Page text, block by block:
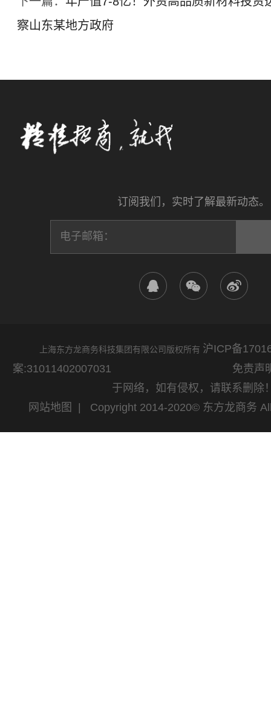
察山东某地方政府
订阅我们，实时了解最新动态。
上海东方龙商务科技集团有限公司版权所有 沪ICP备
案:31011402007031 免责声明：网站
于网络，如有侵权，请联系删除
网站地图
| Copyright 2014-2020© 东方龙商务